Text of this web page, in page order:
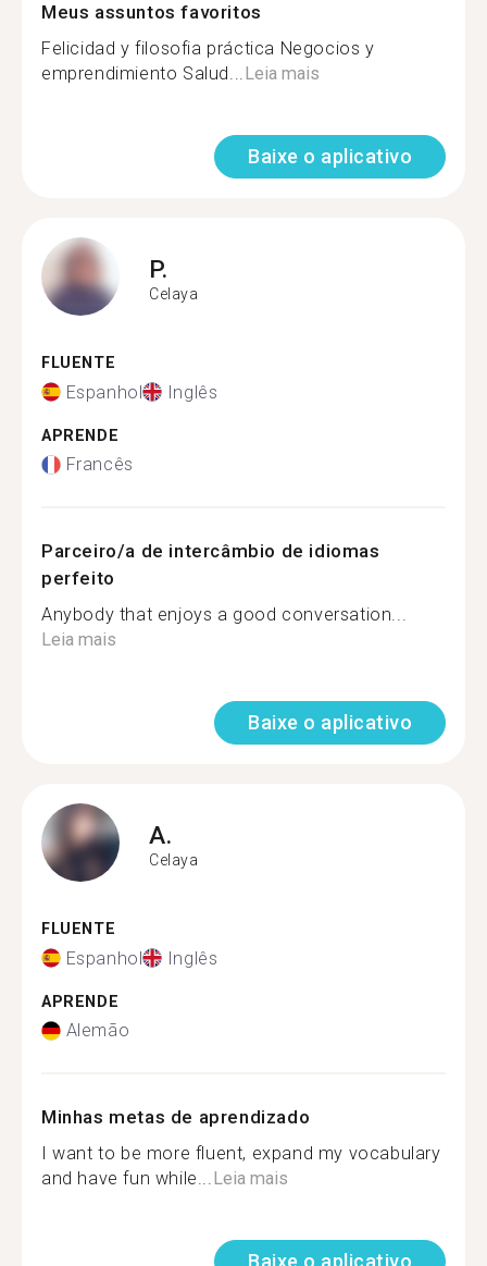
Meus assuntos favoritos
Felicidad y filosofia práctica Negocios y
emprendimiento Salud...Leia mais
Baixe o aplicativo
P.
Celaya
FLUENTE
Espanhol Inglês
APRENDE
Francês
Parceiro/a de intercâmbio de idiomas
perfeito
Anybody that enjoys a good conversation...
Leia mais
Baixe o aplicativo
A.
Celaya
FLUENTE
Espanhol Inglês
APRENDE
Alemão
Minhas metas de aprendizado
I want to be more fluent, expand my vocabulary
and have fun while...Leia mais
Baixe o aplicativo